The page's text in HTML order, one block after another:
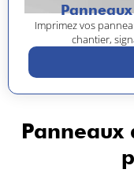
Imprimez vos
chantier,
Panneaux